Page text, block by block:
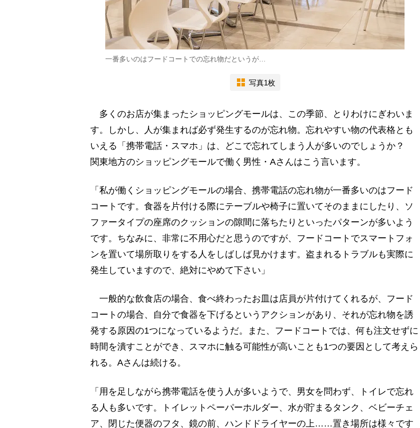
一番多いのはフードコートでの忘れ物だというが…
写真1枚
多くのお店が集まったショッピングモールは、この季節、とりわけにぎわいま
す。しかし、人が集まれば必ず発生するのが忘れ物。忘れやすい物の代表格とも
いえる「携帯電話・スマホ」は、どこで忘れてしまう人が多いのでしょうか？
関東地方のショッピングモールで働く男性・Aさんはこう言います。
「私が働くショッピングモールの場合、携帯電話の忘れ物が一番多いのはフード
コートです。食器を片付ける際にテーブルや椅子に置いてそのままにしたり、ソ
ファータイプの座席のクッションの隙間に落ちたりといったパターンが多いよう
です。ちなみに、非常に不用心だと思うのですが、フードコートでスマートフォ
ンを置いて場所取りをする人をしばしば見かけます。盗まれるトラブルも実際に
発生していますので、絶対にやめて下さい」
一般的な飲食店の場合、食べ終わったお皿は店員が片付けてくれるが、フード
コートの場合、自分で食器を下げるというアクションがあり、それが忘れ物を誘
発する原因の1つになっているようだ。また、フードコートでは、何も注文せずに
時間を潰すことができ、スマホに触る可能性が高いことも1つの要因として考えら
れる。Aさんは続ける。
「用を足しながら携帯電話を使う人が多いようで、男女を問わず、トイレで忘れ
る人も多いです。トイレットペーパーホルダー、水が貯まるタンク、ベビーチェ
ア、閉じた便器のフタ、鏡の前、ハンドドライヤーの上……置き場所は様々です